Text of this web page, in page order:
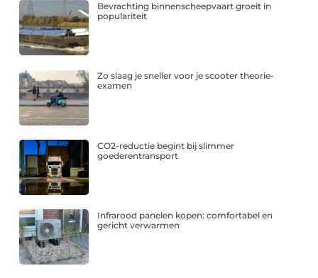
Bevrachting binnenscheepvaart groeit in
populariteit
Zo slaag je sneller voor je scooter theorie-
examen
CO2-reductie begint bij slimmer
goederentransport
Infrarood panelen kopen: comfortabel en
gericht verwarmen